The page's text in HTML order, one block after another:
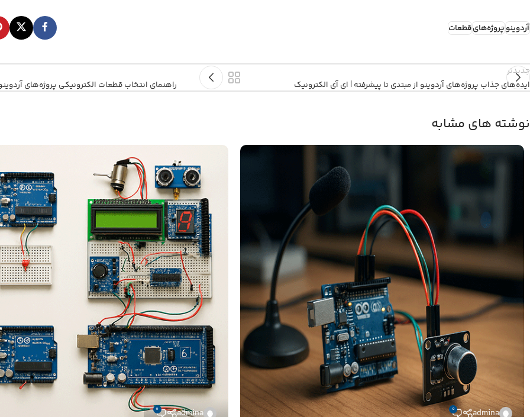
آردوینوپروژه‌هایقطعات
جدیدتر
ایده‌های جذاب پروژه‌های آردوینو از مبتدی تا پیشرفته | ای آی الکترونیک
راهنمای انتخاب قطعات الکترونیکی پروژه‌های
نوشته های مشابه
admina
0
admina
0